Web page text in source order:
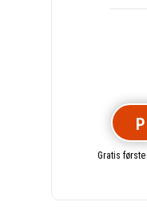
Gratis